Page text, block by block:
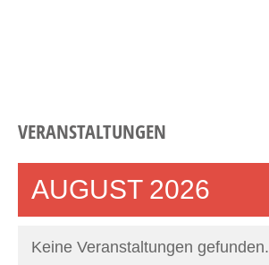
VERANSTALTUNGEN
AUGUST 2026
Keine Veranstaltungen gefunden.